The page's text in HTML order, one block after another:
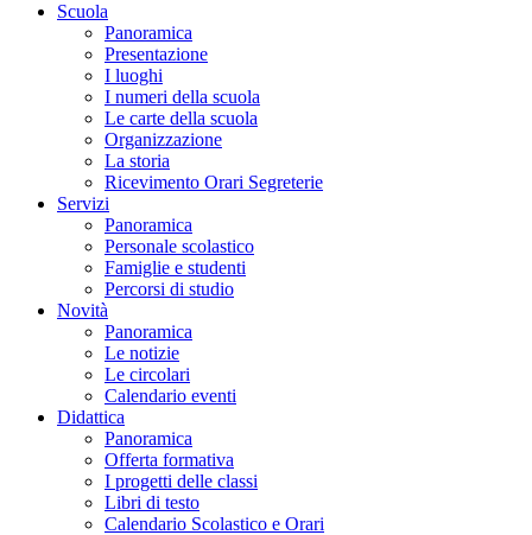
Scuola
Panoramica
Presentazione
I luoghi
I numeri della scuola
Le carte della scuola
Organizzazione
La storia
Ricevimento Orari Segreterie
Servizi
Panoramica
Personale scolastico
Famiglie e studenti
Percorsi di studio
Novità
Panoramica
Le notizie
Le circolari
Calendario eventi
Didattica
Panoramica
Offerta formativa
I progetti delle classi
Libri di testo
Calendario Scolastico e Orari